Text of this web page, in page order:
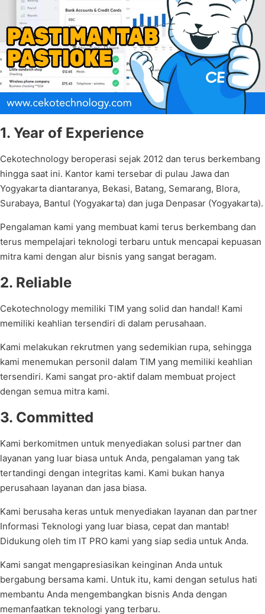
1. Year of Experience
Cekotechnology beroperasi sejak 2012 dan terus berkembang
hingga saat ini. Kantor kami tersebar di pulau Jawa dan
Yogyakarta diantaranya, Bekasi, Batang, Semarang, Blora,
Surabaya, Bantul (Yogyakarta) dan juga Denpasar (Yogyakarta).
Pengalaman kami yang membuat kami terus berkembang dan
terus mempelajari teknologi terbaru untuk mencapai kepuasan
mitra kami dengan alur bisnis yang sangat beragam.
2. Reliable
Cekotechnology memiliki TIM yang solid dan handal! Kami
memiliki keahlian tersendiri di dalam perusahaan.
Kami melakukan rekrutmen yang sedemikian rupa, sehingga
kami menemukan personil dalam TIM yang memiliki keahlian
tersendiri. Kami sangat pro-aktif dalam membuat project
dengan semua mitra kami.
3. Committed
Kami berkomitmen untuk menyediakan solusi partner dan
layanan yang luar biasa untuk Anda, pengalaman yang tak
tertandingi dengan integritas kami. Kami bukan hanya
perusahaan layanan dan jasa biasa.
Kami berusaha keras untuk menyediakan layanan dan partner
Informasi Teknologi yang luar biasa, cepat dan mantab!
Didukung oleh tim IT PRO kami yang siap sedia untuk Anda.
Kami sangat mengapresiasikan keinginan Anda untuk
bergabung bersama kami. Untuk itu, kami dengan setulus hati
membantu Anda mengembangkan bisnis Anda dengan
memanfaatkan teknologi yang terbaru.